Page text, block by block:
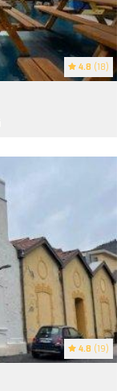
4.8 (18)
4.8 (19)